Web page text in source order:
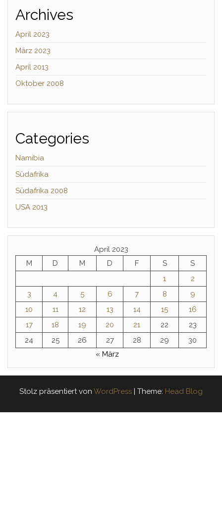
Archives
April 2023
März 2023
April 2013
Oktober 2008
Categories
Namibia
Südafrika
Südafrika 2008
USA 2013
April 2023
M
D M D F S
S
1
2
3
4 5 6 7 8
9
10
11 12 13 14 15
16
17
18 19 20 21 22
23
24
25 26 27 28 29
30
« März
Stolz präsentiert von WordPress | Theme: Head Blog